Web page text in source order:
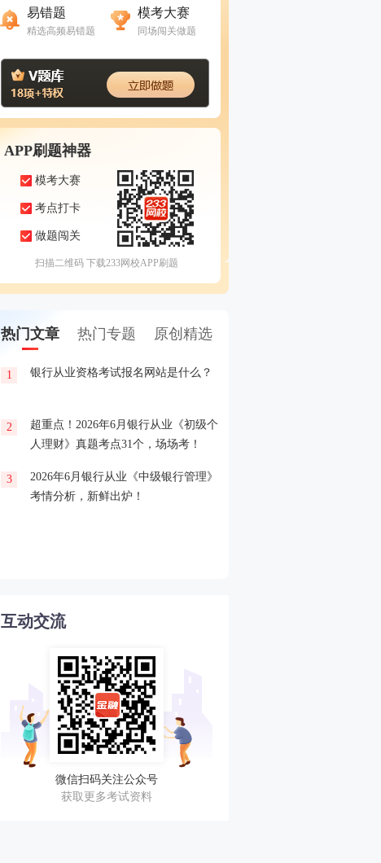
易错题
精选高频易错题
模考大赛
同场闯关做题
APP刷题神器
模考大赛
考点打卡
做题闯关
扫描二维码 下载233网校APP刷题
热门文章 热门专题 原创精选
1 银行从业资格考试报名网站是什么？
2
超重点！2026年6月银行从业《初级个
人理财》真题考点31个，场场考！
3
2026年6月银行从业《中级银行管理》
考情分析，新鲜出炉！
互动交流
微信扫码关注公众号
获取更多考试资料